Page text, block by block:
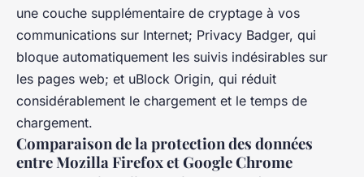
une couche supplémentaire de cryptage à vos
communications sur Internet; Privacy Badger, qui
bloque automatiquement les suivis indésirables sur
les pages web; et uBlock Origin, qui réduit
considérablement le chargement et le temps de
chargement.
Comparaison de la protection des données
entre Mozilla Firefox et Google Chrome